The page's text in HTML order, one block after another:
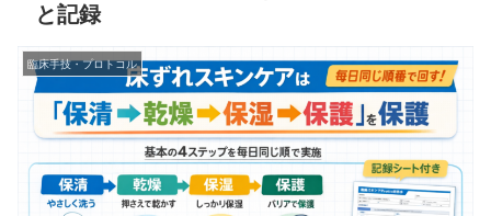
と記録
臨床手技・プロトコル